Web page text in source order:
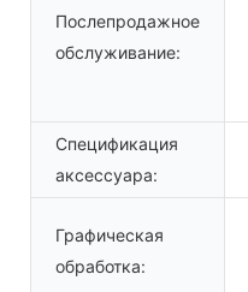
Послепродажное
обслуживание:
Спецификация
аксессуара:
Графическая
обработка: